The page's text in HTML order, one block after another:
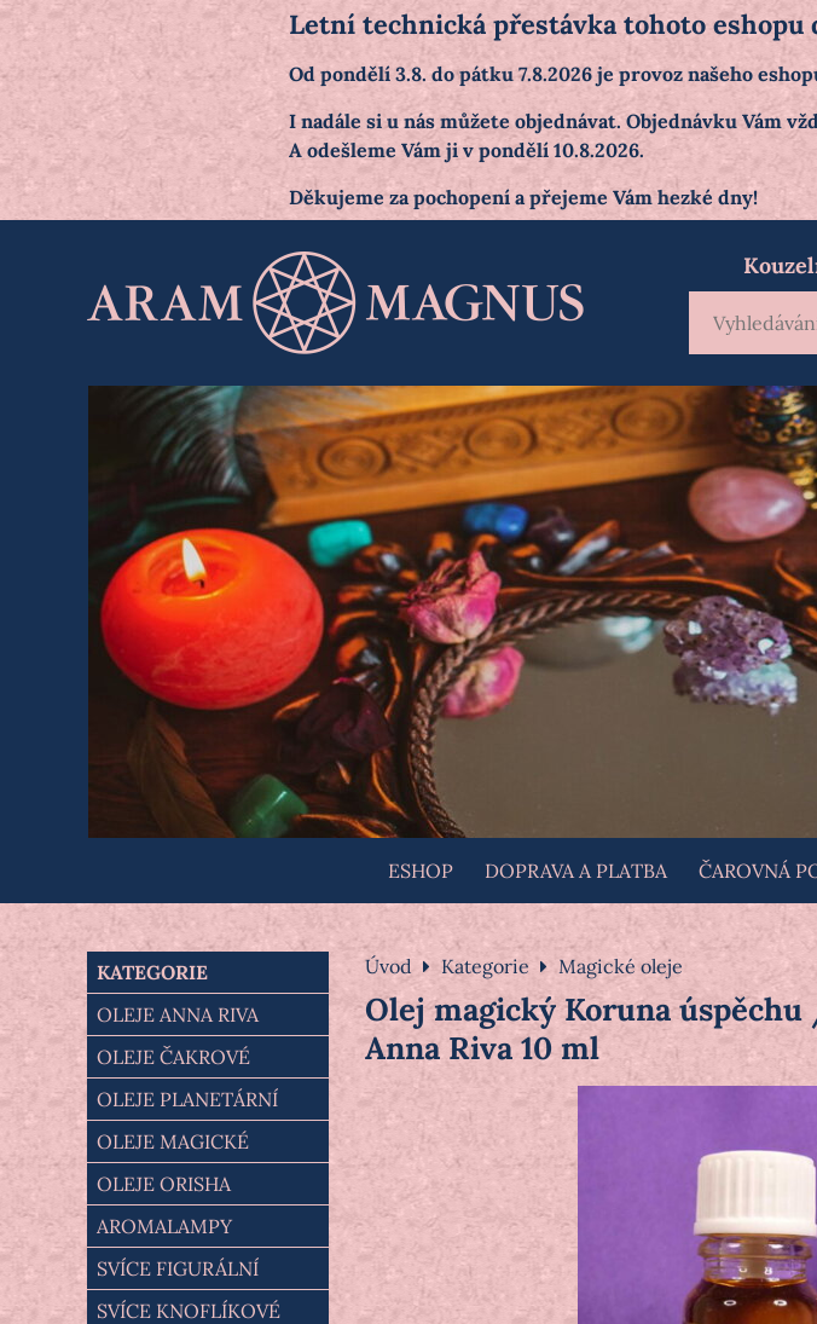
Letní technická přestávka tohoto eshopu
Od pondělí 3.8. do pátku 7.8.2026 je provoz našeho
I nadále si u nás můžete objednávat. Objednávku Vám
A odešleme Vám ji v pondělí 10.8.2026.
Děkujeme za pochopení a přejeme Vám hezké dny!
ESHOP DOPRAVA A PLATBA ČAROVNÁ
Úvod Kategorie Magické oleje
Olej magický Koruna
Anna Riva 10 ml
KATEGORIE
OLEJE ANNA RIVA
OLEJE ČAKROVÉ
OLEJE PLANETÁRNÍ
OLEJE MAGICKÉ
OLEJE ORISHA
AROMALAMPY
SVÍCE FIGURÁLNÍ
SVÍCE KNOFLÍKOVÉ